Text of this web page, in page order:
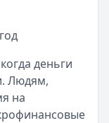
свежая
прямо сегодня?
деньги
Людям,
на